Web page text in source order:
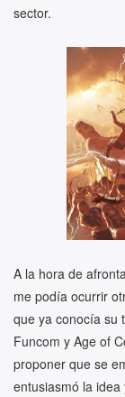
sector.
A la hora de
me podía ocurrir
que ya conocía su
Funcom y Age of
proponer que se
entusiasmó la